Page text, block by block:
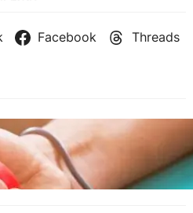
Facebook Threads
нужда от кръводарители
0+